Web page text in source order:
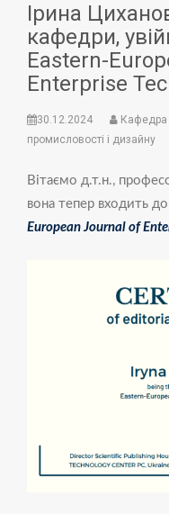
Ірина
кафедри,
Eastern-
Enterprise
30.12.2024
Кафедра
промисловості і дизайну
Вітаємо д.т.н.,
вона тепер входить до
European Journal of